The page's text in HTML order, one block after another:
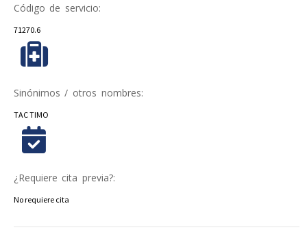
Código de servicio:
71270.6
Sinónimos / otros nombres:
TAC TIMO
¿Requiere cita previa?:
No requiere cita